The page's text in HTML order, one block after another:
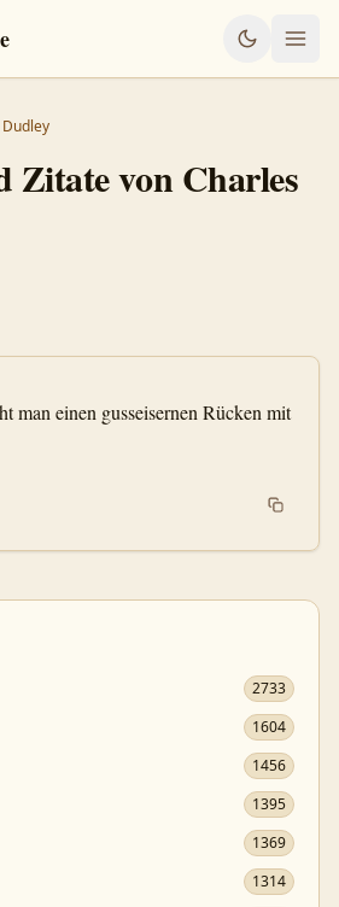
Zitate vonCharles
man einen gusseisernen Rücken mit
2733
1604
1456
1395
1369
1314